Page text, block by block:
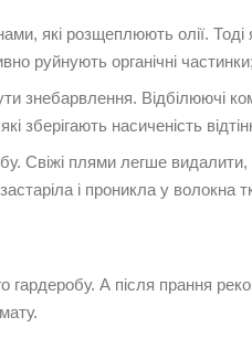
які розщеплюють олії. Тоді
руйнують органічні частинки;
знебарвлення. Відбілюючі
насиченість
Свіжі плями легше
і проникла у волокна
А після прання